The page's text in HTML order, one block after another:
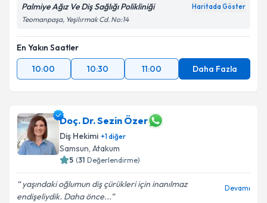
Palmiye Ağız Ve Diş Sağlığı Polikliniği Haritada Göster
Teomanpaşa, Yeşilırmak Cd. No:14
En Yakın Saatler
10:00
10:30 11:00 Daha Fazla
Doç. Dr. Sezin Özer
Diş Hekimi +1diğer
Samsun, Atakum
5 (31 Değerlendirme)
yaşındaki oğlumun diş çürükleri için inanılmaz
endişeliydik. Daha önce...
Devamı